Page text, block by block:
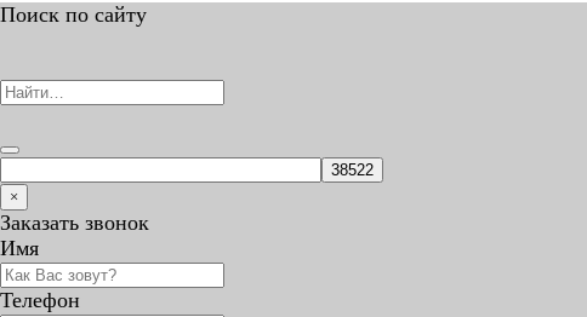
Поиск по сайту
×
Заказать звонок
Имя
Телефон